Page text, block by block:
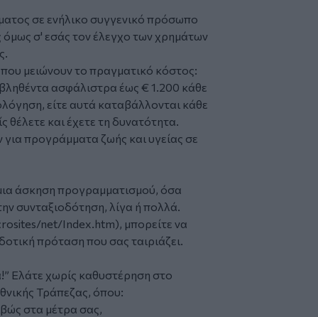
σε ενήλικο συγγενικό πρόσωπο
όμως σ' εσάς τον έλεγχο των χρημάτων
μειώνουν το πραγματικό κόστος:
ασφάλιστρα έως € 1.200 κάθε
είτε αυτά καταβάλλονται κάθε
θέλετε και έχετε τη δυνατότητα.
προγράμματα ζωής και υγείας σε
άσκηση προγραμματισμού, όσα
συνταξιοδότηση, λίγα ή πολλά.
net/Index.htm), μπορείτε να
πρόταση που σας ταιριάζει.
Ελάτε χωρίς καθυστέρηση στο
Τράπεζας, όπου:
στα μέτρα σας,